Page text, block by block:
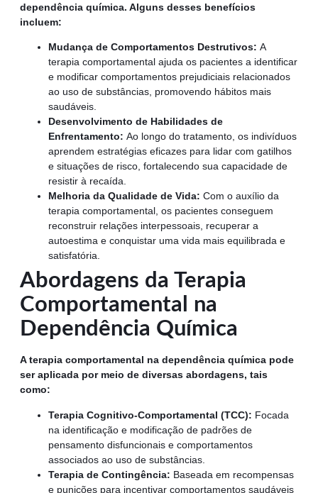
dependência química. Alguns desses benefícios
incluem:
Mudança de Comportamentos Destrutivos: A
terapia comportamental ajuda os pacientes a identificar
e modificar comportamentos prejudiciais relacionados
ao uso de substâncias, promovendo hábitos mais
saudáveis.
Desenvolvimento de Habilidades de
Enfrentamento: Ao longo do tratamento, os indivíduos
aprendem estratégias eficazes para lidar com gatilhos
e situações de risco, fortalecendo sua capacidade de
resistir à recaída.
Melhoria da Qualidade de Vida: Com o auxílio da
terapia comportamental, os pacientes conseguem
reconstruir relações interpessoais, recuperar a
autoestima e conquistar uma vida mais equilibrada e
satisfatória.
Abordagens da Terapia
Comportamental na
Dependência Química
A terapia comportamental na dependência química pode
ser aplicada por meio de diversas abordagens, tais
como:
Terapia Cognitivo-Comportamental (TCC): Focada
na identificação e modificação de padrões de
pensamento disfuncionais e comportamentos
associados ao uso de substâncias.
Terapia de Contingência: Baseada em recompensas
e punições para incentivar comportamentos saudáveis